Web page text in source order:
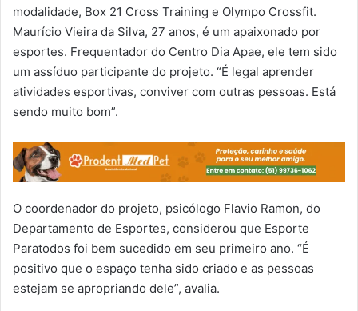
modalidade, Box 21 Cross Training e Olympo Crossfit.
Maurício Vieira da Silva, 27 anos, é um apaixonado por
esportes. Frequentador do Centro Dia Apae, ele tem sido
um assíduo participante do projeto. “É legal aprender
atividades esportivas, conviver com outras pessoas. Está
sendo muito bom”.
O coordenador do projeto, psicólogo Flavio Ramon, do
Departamento de Esportes, considerou que Esporte
Paratodos foi bem sucedido em seu primeiro ano. “É
positivo que o espaço tenha sido criado e as pessoas
estejam se apropriando dele”, avalia.